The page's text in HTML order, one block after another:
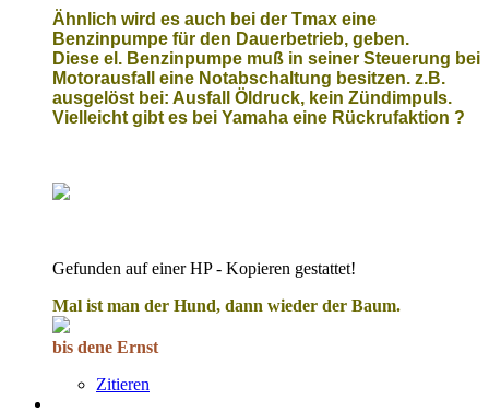
Ähnlich wird es auch bei der Tmax eine
Benzinpumpe für den Dauerbetrieb, geben.
Diese el. Benzinpumpe muß in seiner Steuerung bei
Motorausfall eine Notabschaltung besitzen. z.B.
ausgelöst bei: Ausfall Öldruck, kein Zündimpuls.
Vielleicht gibt es bei Yamaha eine Rückrufaktion ?
Gefunden auf einer HP - Kopieren gestattet!
Mal ist man der Hund, dann wieder der Baum.
bis dene Ernst
Zitieren